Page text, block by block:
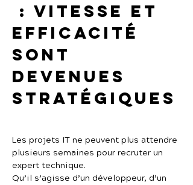
: vitesse et
efficacité
sont
devenues
stratégiques
Les projets IT ne peuvent plus attendre
plusieurs semaines pour recruter un
expert technique.
Qu’il s’agisse d’un développeur, d’un